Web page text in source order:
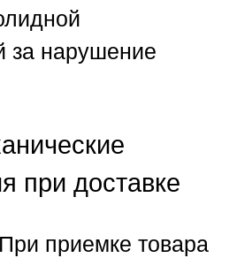
за нарушение
при доставке
При приемке товара